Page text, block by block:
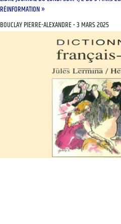
RÉINFORMATION »
BOUCLAY PIERRE-ALEXANDRE 3 MARS 2025